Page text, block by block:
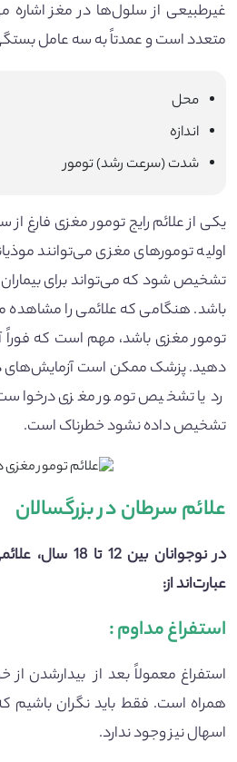
غیرطبیعی از سلول‌ها در مغز اشاره
متعدد است و عمدتاً به سه عامل
محل
اندازه
شدت (سرعت رشد) تومور
یکی از علائم رایج تومور مغزی فارغ
اولیه تومورهای مغزی می‌توانند
تشخیص شود که می‌تواند برای
باشد. هنگامی که علائمی را مشاهده
تومور مغزی باشد، مهم است که فوراً
دهید. پزشک ممکن است آزمایش‌های
رد یا تشخیص تومور مغزی
تشخیص داده نشود خطرناک است.
علائم سرطان در بزرگسالان
در نوجوانان بین
عبارت‌اند از:
استفراغ مداوم:
استفراغ معمولاً بعد از بیدارشدن
همراه است. فقط باید نگران باشیم
اسهال نیز وجود ندارد.